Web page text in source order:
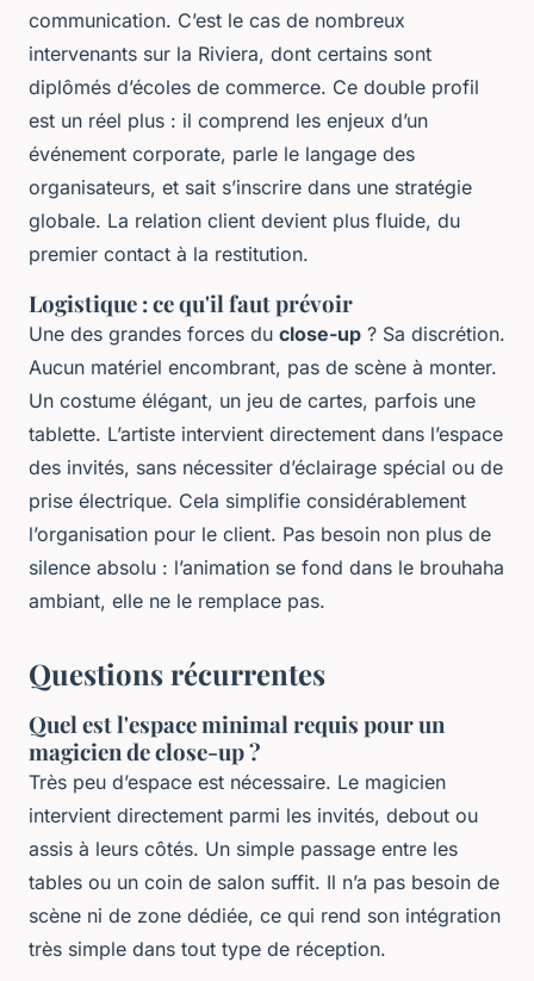
communication. C’est le cas de nombreux
intervenants sur la Riviera, dont certains sont
diplômés d’écoles de commerce. Ce double profil
est un réel plus : il comprend les enjeux d’un
événement corporate, parle le langage des
organisateurs, et sait s’inscrire dans une stratégie
globale. La relation client devient plus fluide, du
premier contact à la restitution.
Logistique : ce qu'il faut prévoir
Une des grandes forces du close-up ? Sa discrétion.
Aucun matériel encombrant, pas de scène à monter.
Un costume élégant, un jeu de cartes, parfois une
tablette. L’artiste intervient directement dans l’espace
des invités, sans nécessiter d’éclairage spécial ou de
prise électrique. Cela simplifie considérablement
l’organisation pour le client. Pas besoin non plus de
silence absolu : l’animation se fond dans le brouhaha
ambiant, elle ne le remplace pas.
Questions récurrentes
Quel est l'espace minimal requis pour un
magicien de close-up ?
Très peu d’espace est nécessaire. Le magicien
intervient directement parmi les invités, debout ou
assis à leurs côtés. Un simple passage entre les
tables ou un coin de salon suffit. Il n’a pas besoin de
scène ni de zone dédiée, ce qui rend son intégration
très simple dans tout type de réception.